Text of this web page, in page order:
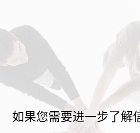
如果您需要进一步了解